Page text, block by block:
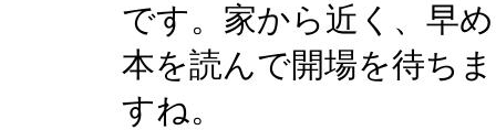
です。家から近く、早
本を読んで開場を待ち
すね。